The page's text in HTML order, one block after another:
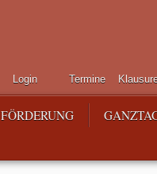
Login
Termine
FÖRDERUNG